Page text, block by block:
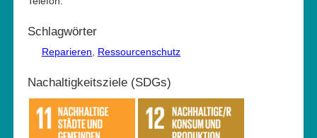
Schlagwörter
Reparieren, Ressourcenschutz
Nachaltigkeitsziele (SDGs)